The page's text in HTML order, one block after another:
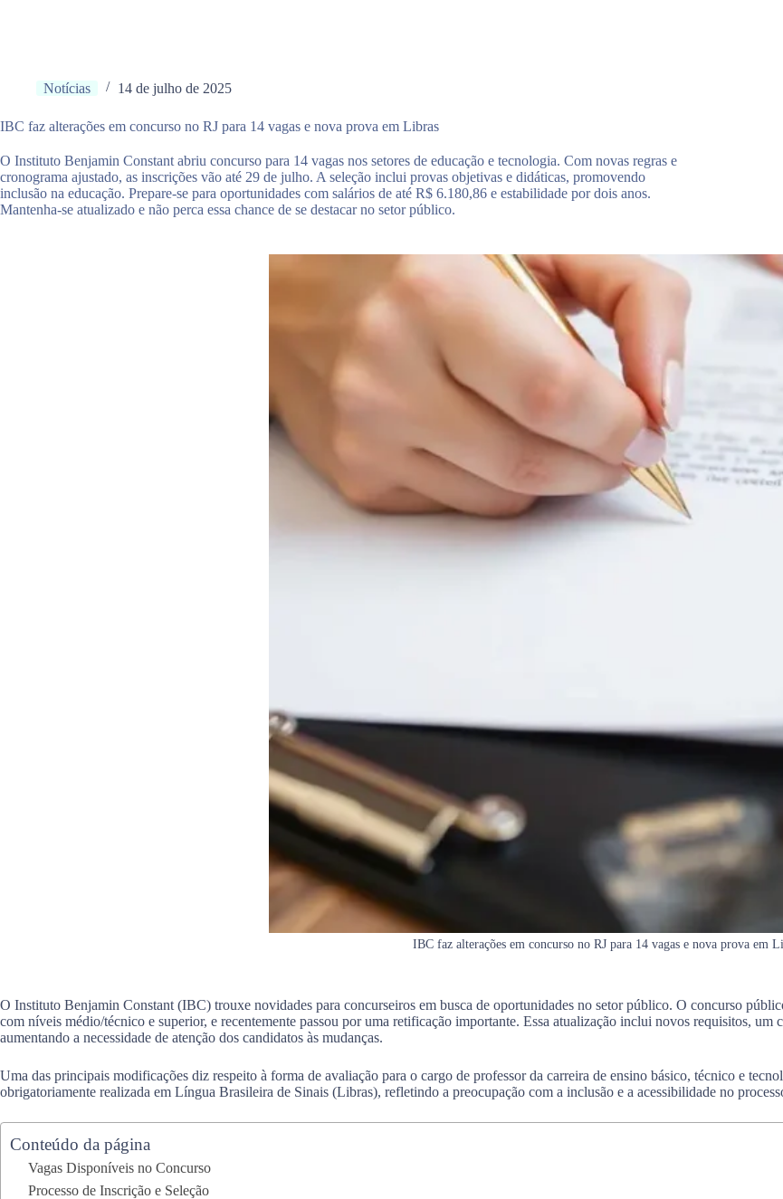
Notícias 14 de julho de 2025
IBC faz alterações em concurso no RJ para 14 vagas e nova prova em Libras
O Instituto Benjamin Constant abriu concurso para 14 vagas nos setores de educação e tecnologia. Com novas regras e
cronograma ajustado, as inscrições vão até 29 de julho. A seleção inclui provas objetivas e didáticas, promovendo
inclusão na educação. Prepare-se para oportunidades com salários de até R$ 6.180,86 e estabilidade por dois anos.
Mantenha-se atualizado e não perca essa chance de se destacar no setor público.
IBC faz alterações em concurso no RJ para 14 vagas e nova prova em
O Instituto Benjamin Constant (IBC) trouxe novidades para concurseiros em busca de oportunidades no setor público. O concurso
com níveis médio/técnico e superior, e recentemente passou por uma retificação importante. Essa atualização inclui novos requisitos, um
aumentando a necessidade de atenção dos candidatos às mudanças.
Uma das principais modificações diz respeito à forma de avaliação para o cargo de professor da carreira de ensino básico, técnico e
obrigatoriamente realizada em Língua Brasileira de Sinais (Libras), refletindo a preocupação com a inclusão e a acessibilidade no
Conteúdo da página
Vagas Disponíveis no Concurso
Processo de Inscrição e Seleção